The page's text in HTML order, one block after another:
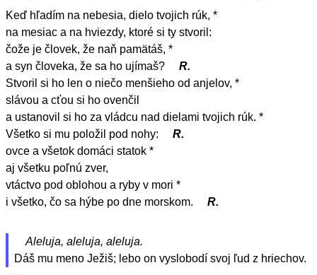
Keď hľadím na nebesia, dielo tvojich rúk, *
na mesiac a na hviezdy, ktoré si ty stvoril:
čože je človek, že naň pamätáš, *
a syn človeka, že sa ho ujímaš?
R.
Stvoril si ho len o niečo menšieho od anjelov, *
slávou a cťou si ho ovenčil
a ustanovil si ho za vládcu nad dielami tvojich rúk. *
Všetko si mu položil pod nohy:
R.
ovce a všetok domáci statok *
aj všetku poľnú zver,
vtáctvo pod oblohou a ryby v mori *
i všetko, čo sa hýbe po dne morskom.
R.
Aleluja, aleluja, aleluja.
Dáš mu meno Ježiš; lebo on vyslobodí svoj ľud z hriechov.